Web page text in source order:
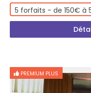
5 forfaits - de 150€ à
PREMIUM PLUS